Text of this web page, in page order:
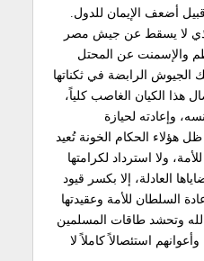
أضعف الإيمان للدول.
لا يسقط عن جيش مصر
والإسمنت عن المحتل
الجيوش الرابضة في ثكناتها
هذا الكيان الغاصب كلياً،
وإعادته لحيازة
هؤلاء الحكام الخونة تُعيد
ولا استرداد لكرامتها
العادلة، إلا بكسر قيود
السلطان للأمة وعقيدتها
وتحشد طاقات المسلمين
استئصالاً كاملاً لا